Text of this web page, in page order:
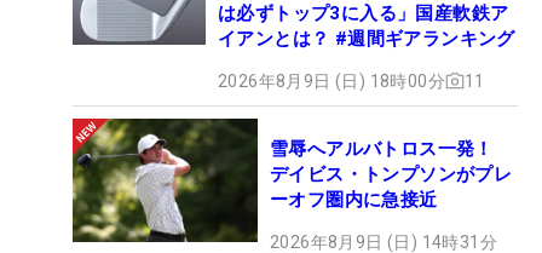
は必ずトップ3に入る」国産軟鉄ア
イアンとは？ #週間ギアランキング
2026年8月9日 (日) 18時00分 11
雪辱へアルバトロス一発！
デイビス・トンプソンがプレ
ーオフ圏内に急接近
2026年8月9日 (日) 14時31分